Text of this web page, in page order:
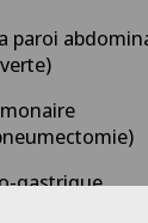
paroi
gastrique